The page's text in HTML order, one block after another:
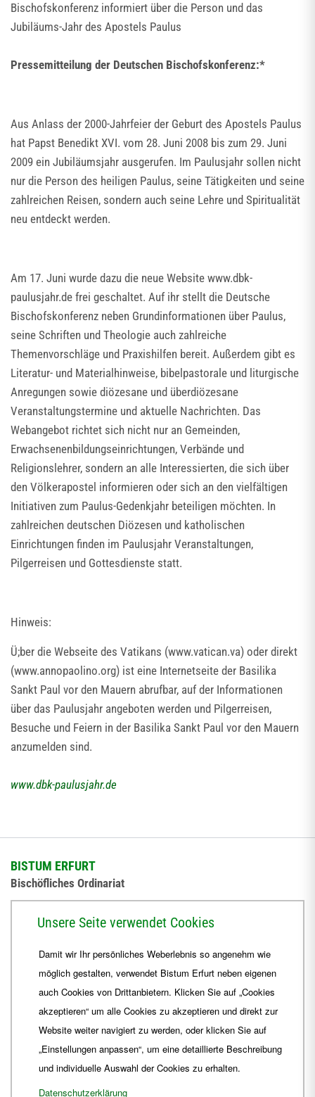
Bischofskonferenz informiert über die Person und das
Jubiläums-Jahr des Apostels Paulus
Pressemitteilung der Deutschen Bischofskonferenz:*
Aus Anlass der 2000-Jahrfeier der Geburt des Apostels Paulus
hat Papst Benedikt XVI. vom 28. Juni 2008 bis zum 29. Juni
2009 ein Jubiläumsjahr ausgerufen. Im Paulusjahr sollen nicht
nur die Person des heiligen Paulus, seine Tätigkeiten und seine
zahlreichen Reisen, sondern auch seine Lehre und Spiritualität
neu entdeckt werden.
Am 17. Juni wurde dazu die neue Website www.dbk-
paulusjahr.de frei geschaltet. Auf ihr stellt die Deutsche
Bischofskonferenz neben Grundinformationen über Paulus,
seine Schriften und Theologie auch zahlreiche
Themenvorschläge und Praxishilfen bereit. Außerdem gibt es
Literatur- und Materialhinweise, bibelpastorale und liturgische
Anregungen sowie diözesane und überdiözesane
Veranstaltungstermine und aktuelle Nachrichten. Das
Webangebot richtet sich nicht nur an Gemeinden,
Erwachsenenbildungseinrichtungen, Verbände und
Religionslehrer, sondern an alle Interessierten, die sich über
den Völkerapostel informieren oder sich an den vielfältigen
Initiativen zum Paulus-Gedenkjahr beteiligen möchten. In
zahlreichen deutschen Diözesen und katholischen
Einrichtungen finden im Paulusjahr Veranstaltungen,
Pilgerreisen und Gottesdienste statt.
Hinweis:
Ü;ber die Webseite des Vatikans (www.vatican.va) oder direkt
(www.annopaolino.org) ist eine Internetseite der Basilika
Sankt Paul vor den Mauern abrufbar, auf der Informationen
über das Paulusjahr angeboten werden und Pilgerreisen,
Besuche und Feiern in der Basilika Sankt Paul vor den Mauern
anzumelden sind.
www.dbk-paulusjahr.de
BISTUM ERFURT
Bischöfliches Ordinariat
+49 361 6572-444
ordinariat Bistum-Erfurt.de
Unsere Seite verwendet Cookies
Damit wir Ihr persönliches Weberlebnis so angenehm wie
möglich gestalten, verwendet Bistum Erfurt neben eigenen
auch Cookies von Drittanbietern. Klicken Sie auf „Cookies
akzeptieren“ um alle Cookies zu akzeptieren und direkt zur
Website weiter navigiert zu werden, oder klicken Sie auf
„Einstellungen anpassen“, um eine detaillierte Beschreibung
und individuelle Auswahl der Cookies zu erhalten.
Datenschutzerklärung